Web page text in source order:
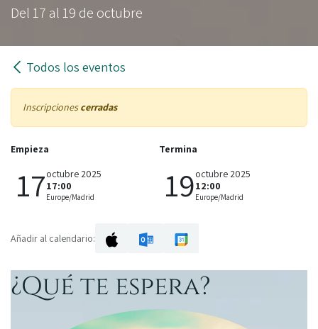
Del 17 al 19 de octubre
Todos los eventos
Inscripcionescerradas
Empieza
17octubre 2025
17:00
Europe/Madrid
Termina
19octubre 2025
12:00
Europe/Madrid
Añadir al calendario:
¿Qué te espera?